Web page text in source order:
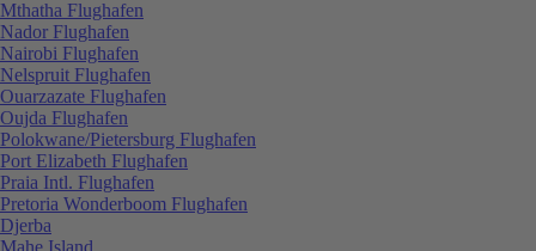
Mthatha Flughafen
Nador Flughafen
Nairobi Flughafen
Nelspruit Flughafen
Ouarzazate Flughafen
Oujda Flughafen
Polokwane/Pietersburg Flughafen
Port Elizabeth Flughafen
Praia Intl. Flughafen
Pretoria Wonderboom Flughafen
Djerba
Mahe Island